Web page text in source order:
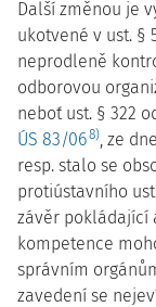
Další změnou je
ukotvené v ust. §
neprodleně
odborovou
neboť ust. § 322
ÚS 83/068), ze
resp. stalo se
protiústavního
závěr pokládající
kompetence
správním
zavedení se